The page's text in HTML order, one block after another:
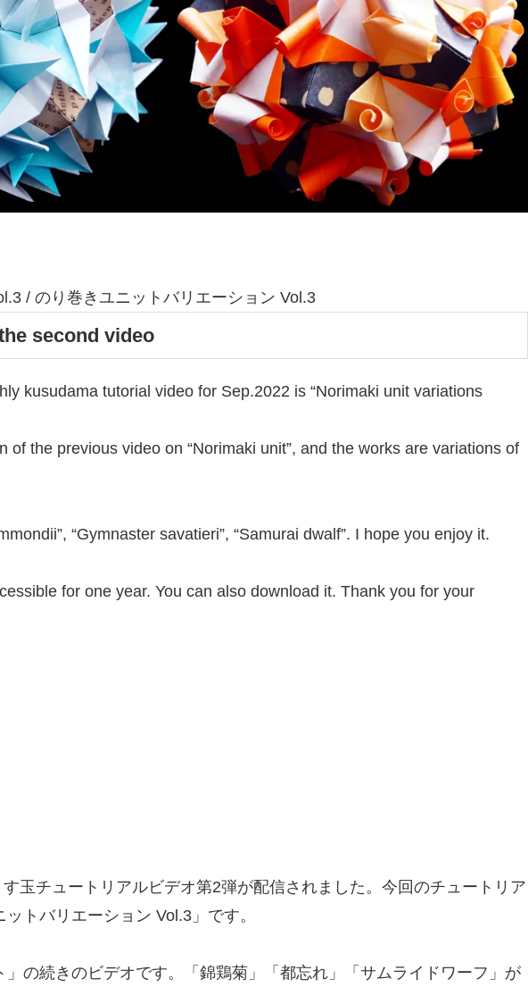
/ のり巻きユニットバリエーション Vol.3
second video
kusudama tutorial video for Sep.2022 is “Norimaki unit variations
of the previous video on “Norimaki unit”, and the works are variations of
“Gymnaster savatieri”, “Samurai dwalf”. I hope you enjoy it.
for one year. You can also download it. Thank you for your
玉チュートリアルビデオ第2弾が配信されました。今回のチュートリア
トバリエーション Vol.3」です。
の続きのビデオです。「錦鶏菊」「都忘れ」「サムライドワーフ」が